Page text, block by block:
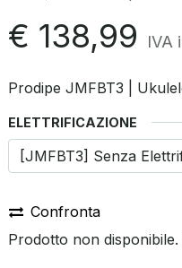
€ 138,99 IVA
Prodipe JMFBT3 |
ELETTRIFICAZIONE
Confronta
Prodotto non disponibile.